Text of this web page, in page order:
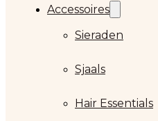
Accessoires
Sieraden
Sjaals
Hair Essentials